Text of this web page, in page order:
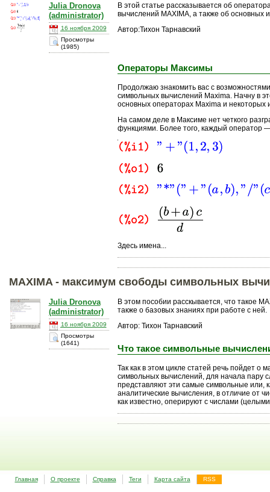
Julia Dronova
(administrator)
16 ноября 2009
Просмотры
(1985)
В этой статье рассказывается об
вычислений MAXIMA, а также об основных
Автор:Тихон Тарнавский
Операторы Максимы
Продолжаю знакомить вас с
символьных вычислений Maxima. Начну в
основных операторах Maxima и некоторых
На самом деле в Максиме нет четкого
функциями. Более того, каждый оператор
Здесь имена...
MAXIMA - максимум свободы символьных
Julia Dronova
(administrator)
16 ноября 2009
Просмотры
(1641)
В этом пособии расскывается, что такое
также о базовых знаниях при работе с ней.
Автор: Тихон Тарнавский
Что такое символьные
Так как в этом цикле статей речь пойдет о
символьных вычислений, для начала пару
представляют эти самые символьные или,
аналитические вычисления, в отличие от
как известно, оперируют с числами
Главная О проекте Справка Теги Карта сайта RSS